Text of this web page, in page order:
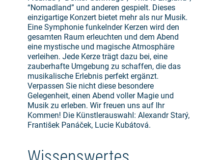
“Nomadland” und anderen gespielt. Dieses
einzigartige Konzert bietet mehr als nur Musik.
Eine Symphonie funkelnder Kerzen wird den
gesamten Raum erleuchten und dem Abend
eine mystische und magische Atmosphäre
verleihen. Jede Kerze trägt dazu bei, eine
zauberhafte Umgebung zu schaffen, die das
musikalische Erlebnis perfekt ergänzt.
Verpassen Sie nicht diese besondere
Gelegenheit, einen Abend voller Magie und
Musik zu erleben. Wir freuen uns auf Ihr
Kommen! Die Künstlerauswahl: Alexandr Starý,
František Panáček, Lucie Kubátová.